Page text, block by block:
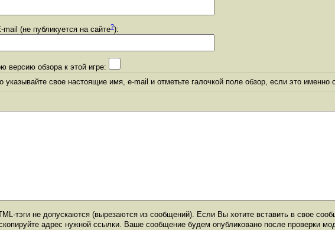
mail (не публикуется на сайте?):
версию обзора к этой игре:
указывайте свое настоящие имя, e-mail и отметьте галочкой поле обзор, если это именно
тэги не допускаются (вырезаются из сообщений). Если Вы хотите вставить в свое
адрес нужной ссылки. Ваше сообщение будем опубликовано после проверки